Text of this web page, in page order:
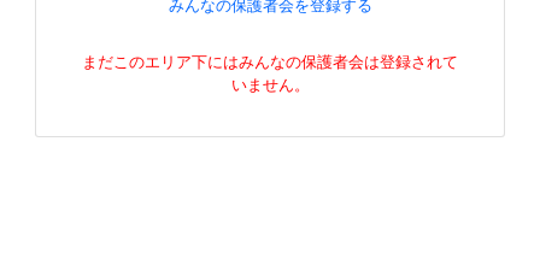
みんなの保護者会を登録する
まだこのエリア下にはみんなの保護者会は登録されて
いません。